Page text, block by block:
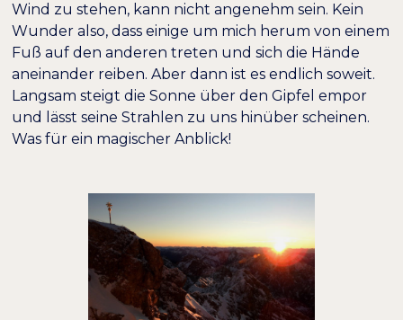
Wind zu stehen, kann nicht angenehm sein. Kein
Wunder also, dass einige um mich herum von einem
Fuß auf den anderen treten und sich die Hände
aneinander reiben. Aber dann ist es endlich soweit.
Langsam steigt die Sonne über den Gipfel empor
und lässt seine Strahlen zu uns hinüber scheinen.
Was für ein magischer Anblick!